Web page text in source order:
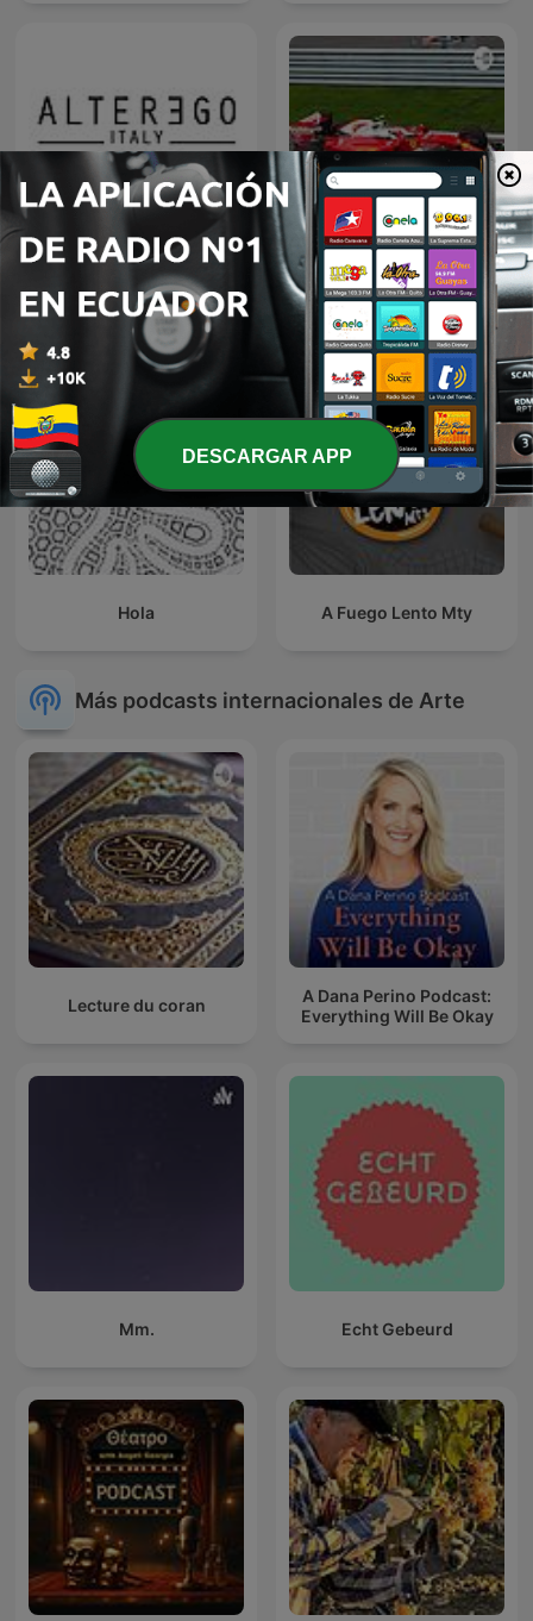
🇵🇹ALTEREGO ITALY
IBÉRICA em Português
f1 racing
Hola A Fuego Lento Mty
Más podcasts internacionales de Arte
Lecture du coran
A Dana Perino Podcast:
Everything Will Be Okay
Mm. Echt Gebeurd
DESCARGAR APP